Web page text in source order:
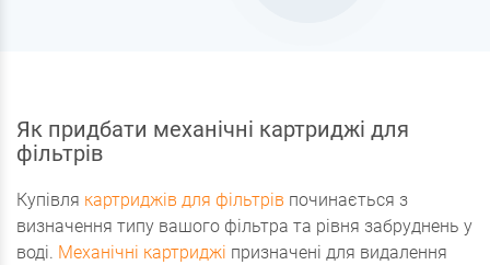
Як придбати механічні картриджі для
фільтрів
Купівля картриджів для фільтрів починається з
визначення типу вашого фільтра та рівня забруднень у
воді. Механічні картриджі призначені для видалення